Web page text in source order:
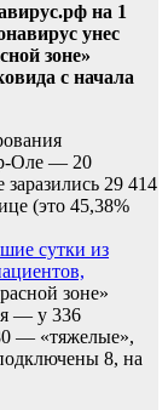
на 1
унес
зоне»
с начала
Оле — 20
29 414
(это 45,38%
сутки из
зоне»
— у 336
— «тяжелые»,
8, на